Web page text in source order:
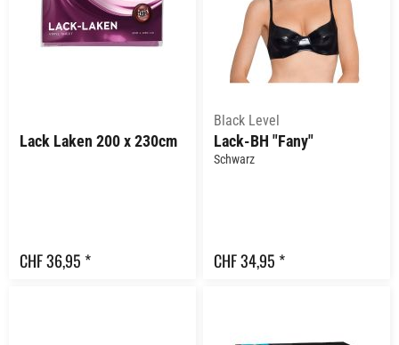
Lack Laken 200 x 230cm
CHF 36,95 *
Black Level
Lack-BH "Fany"
Schwarz
CHF 34,95 *